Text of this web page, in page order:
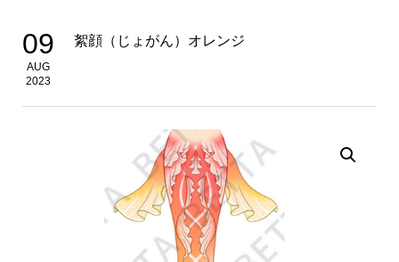
09
AUG
2023
絮顔（じょがん）オレンジ